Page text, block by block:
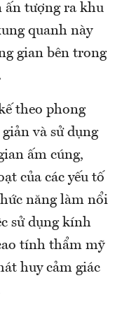
ấn tượng ra khu
quanh này
gian bên trong
theo phong
và sử dụng
ấm cúng,
của các yếu tố
năng làm nổi
sử dụng kính
tính thẩm mỹ
huy cảm giác